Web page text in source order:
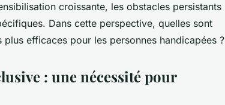
croissante, les obstacles persistants
Dans cette perspective, quelles sont
efficaces pour les personnes handicapées ?
: une nécessité pour